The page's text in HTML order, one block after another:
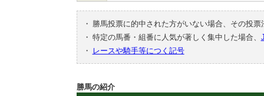
・
勝馬投票に的中された方がいない場合、その投
・ 特定の馬番・組番に人気が著しく集中した場合、
・
レースや騎手等につく記号
勝馬の紹介